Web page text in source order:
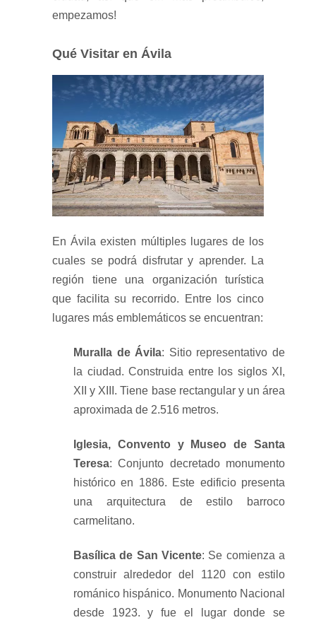
empezamos!
Qué Visitar en Ávila
En Ávila existen múltiples lugares de los
cuales se podrá disfrutar y aprender. La
región tiene una organización turística
que facilita su recorrido. Entre los cinco
lugares más emblemáticos se encuentran:
Muralla de Ávila: Sitio representativo de
la ciudad. Construida entre los siglos XI,
XII y XIII. Tiene base rectangular y un área
aproximada de 2.516 metros.
Iglesia, Convento y Museo de Santa
Teresa: Conjunto decretado monumento
histórico en 1886. Este edificio presenta
una arquitectura de estilo barroco
carmelitano.
Basílica de San Vicente: Se comienza a
construir alrededor del 1120 con estilo
románico hispánico. Monumento Nacional
desde 1923. y fue el lugar donde se